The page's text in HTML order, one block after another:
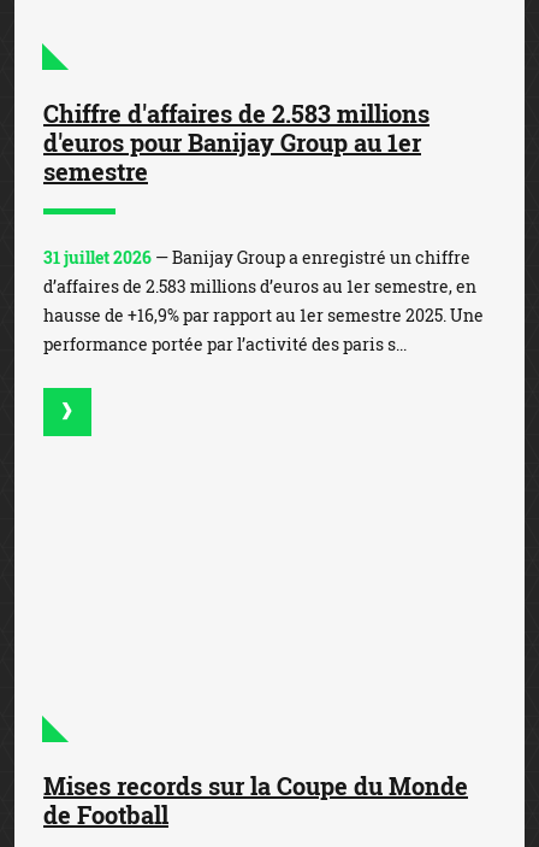
Chiffre d'affaires de 2.583 millions
d'euros pour Banijay Group au 1er
semestre
31 juillet 2026 — Banijay Group a enregistré un chiffre
d’affaires de 2.583 millions d’euros au 1er semestre, en
hausse de +16,9% par rapport au 1er semestre 2025. Une
performance portée par l’activité des paris s...
Mises records sur la Coupe du Monde
de Football